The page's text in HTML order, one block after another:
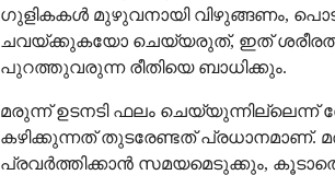
ഗുളികകൾ മുഴുവനായി വിഴുങ്ങണം,
ചവയ്ക്കുകയോ ചെയ്യരുത്, ഇത്
പുറത്തുവരുന്ന രീതിയെ ബാധിക്കും.
മരുന്ന് ഉടനടി ഫലം ചെയ്യുന്നില്ലെന്ന്
കഴിക്കുന്നത് തുടരേണ്ടത് പ്രധാനമാണ്.
പ്രവർത്തിക്കാൻ സമയമെടുക്കും,